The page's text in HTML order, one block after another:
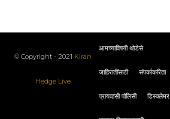
© Copyright - 2021 Kiran
Hedge Live
आमच्याविषयी थोडेसे
जाहिरातींसाठी संपर्काकरिता
प्रायव्हसी पॉलिसी डिस्क्लेमर